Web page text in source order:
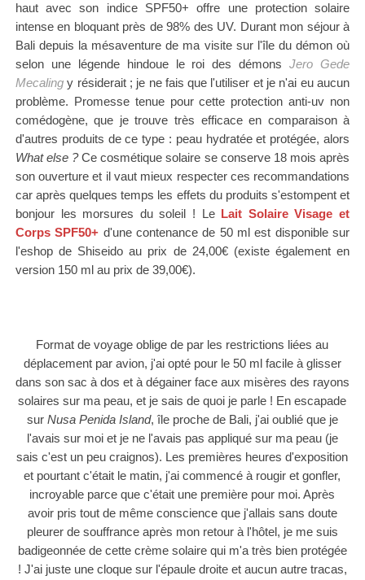
haut avec son indice SPF50+ offre une protection solaire
intense en bloquant près de 98% des UV. Durant mon séjour à
Bali depuis la mésaventure de ma visite sur l'île du démon où
selon une légende hindoue le roi des démonsJero Gede
Mecalingy résiderait ; je ne fais que l'utiliser et je n'ai eu aucun
problème. Promesse tenue pour cette protection anti-uv non
comédogène, que je trouve très efficace en comparaison à
d'autres produits de ce type : peau hydratée et protégée, alors
What else ?Ce cosmétique solaire se conserve 18 mois après
son ouverture et il vaut mieux respecter ces recommandations
car après quelques temps les effets du produits s'estompent et
bonjour les morsures du soleil ! Le Lait Solaire Visage et
Corps SPF50+ d'une contenance de 50 ml est disponible sur
l'eshop de Shiseido au prix de 24,00€ (existe également en
version 150 ml au prix de 39,00€).
Format de voyage oblige de par les restrictions liées au
déplacement par avion, j'ai opté pour le 50 ml facile à glisser
dans son sac à dos et à dégainer face aux misères des rayons
solaires sur ma peau, et je sais de quoi je parle ! En escapade
sur Nusa Penida Island, île proche de Bali, j'ai oublié que je
l'avais sur moi et je ne l'avais pas appliqué sur ma peau (je
sais c'est un peu craignos). Les premières heures d'exposition
et pourtant c'était le matin, j'ai commencé à rougir et gonfler,
incroyable parce que c'était une première pour moi. Après
avoir pris tout de même conscience que j'allais sans doute
pleurer de souffrance après mon retour à l'hôtel, je me suis
badigeonnée de cette crème solaire qui m'a très bien protégée
! J'ai juste une cloque sur l'épaule droite et aucun autre tracas,